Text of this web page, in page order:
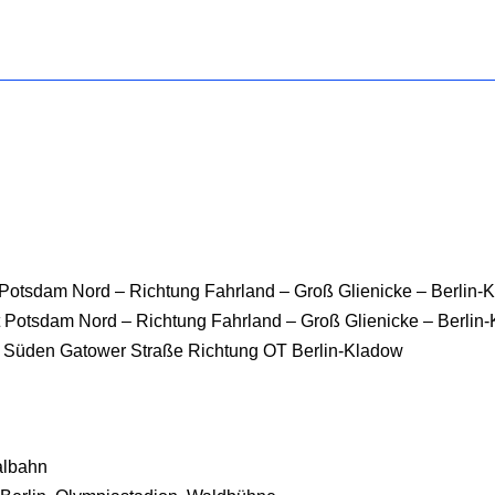
Nord – Richtung Fahrland – Groß Glienicke – Berlin-
Nord – Richtung Fahrland – Groß Glienicke –
Gatower Straße Richtung OT Berlin-Kladow